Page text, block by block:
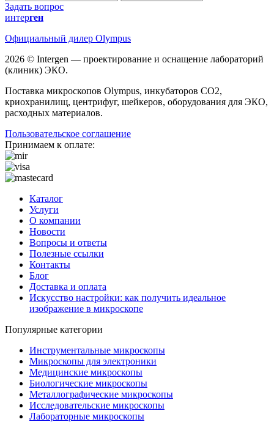
Задать вопрос
интерген
Официальный дилер Olympus
2026 © Intergen — проектирование и оснащение лабораторий
(клиник) ЭКО.
Поставка микроскопов Olympus, инкубаторов CO2,
криохранилищ, центрифуг, шейкеров, оборудования для ЭКО,
расходных материалов.
Пользовательское соглашение
Принимаем к оплате:
Каталог
Услуги
О компании
Новости
Вопросы и ответы
Полезные ссылки
Контакты
Блог
Доставка и оплата
Искусство настройки: как получить идеальное
изображение в микроскопе
Популярные категории
Инструментальные микроскопы
Микроскопы для электроники
Медицинские микроскопы
Биологические микроскопы
Металлографические микроскопы
Исследовательские микроскопы
Лабораторные микроскопы